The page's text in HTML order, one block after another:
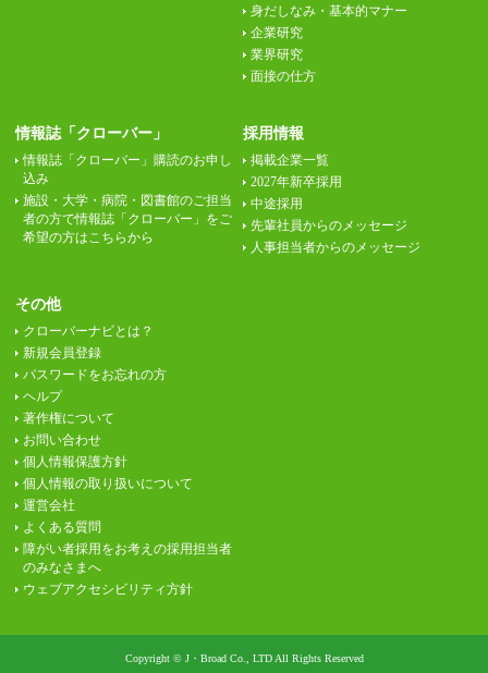
身だしなみ・基本的マナー
企業研究
業界研究
面接の仕方
情報誌「クローバー」
情報誌「クローバー」購読のお申し
込み
施設・大学・病院・図書館のご担当
者の方で情報誌「クローバー」をご
希望の方はこちらから
採用情報
掲載企業一覧
2027年新卒採用
中途採用
先輩社員からのメッセージ
人事担当者からのメッセージ
その他
クローバーナビとは？
新規会員登録
パスワードをお忘れの方
ヘルプ
著作権について
お問い合わせ
個人情報保護方針
個人情報の取り扱いについて
運営会社
よくある質問
障がい者採用をお考えの採用担当者
のみなさまへ
ウェブアクセシビリティ方針
Copyright © J・Broad Co., LTD All Rights Reserved